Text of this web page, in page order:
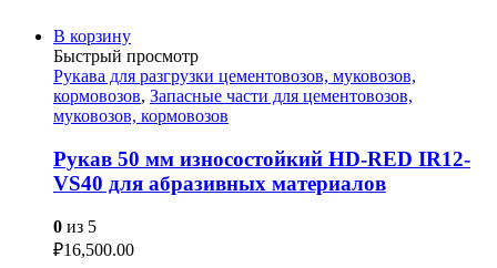
В корзину
Быстрый просмотр
Рукава для разгрузки цементовозов, муковозов,
кормовозов, Запасные части для цементовозов,
муковозов, кормовозов
Рукав 50 мм износостойкий HD-RED IR12-
VS40 для абразивных материалов
0 из 5
₽16,500.00